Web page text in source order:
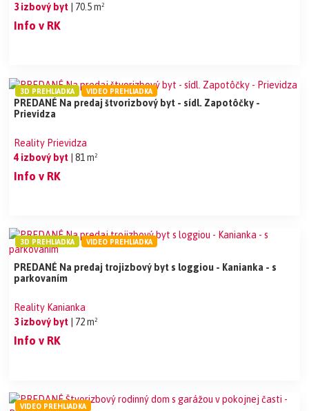
3 izbový byt
| 70.5 m²
Info v RK
PREDANÉ Na predaj štvorizbový byt - sídl. Zapotôčky -
Prievidza
Reality Prievidza
4 izbový byt
| 81 m²
Info v RK
3D PREHLIADKA VIDEO PREHLIADKA
PREDANÉ Na predaj trojizbový byt s loggiou - Kanianka - s
parkovaním
Reality Kanianka
3 izbový byt
| 72 m²
Info v RK
3D PREHLIADKA VIDEO PREHLIADKA
VIDEO PREHLIADKA